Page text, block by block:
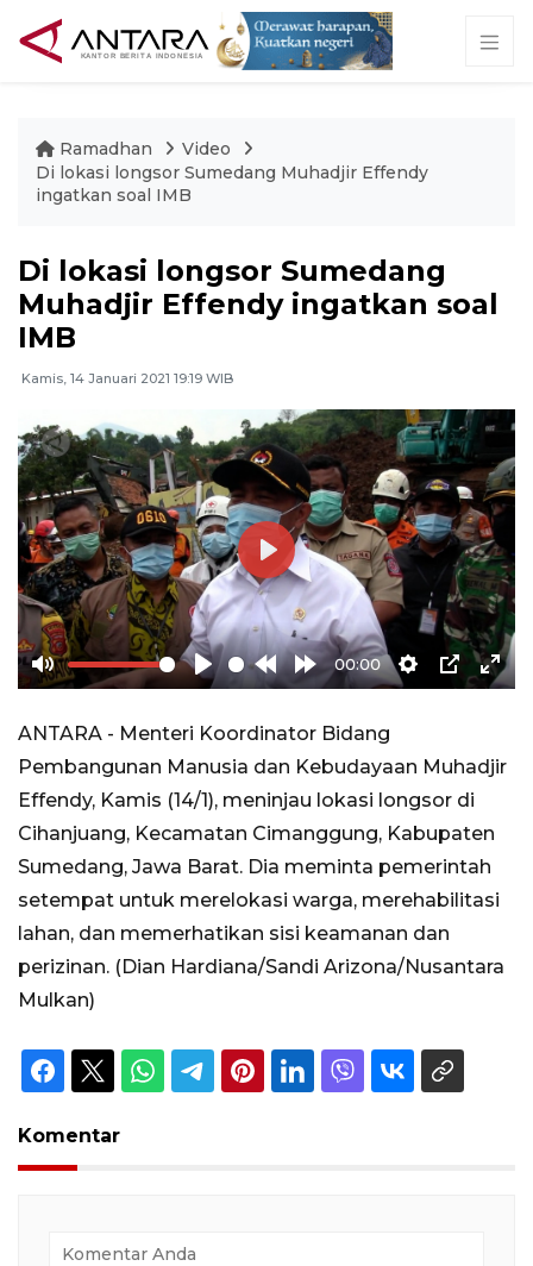
Ramadhan
Video
Di lokasi longsor Sumedang Muhadjir Effendy
ingatkan soal IMB
Di lokasi longsor Sumedang
Muhadjir Effendy ingatkan soal
IMB
Kamis, 14 Januari 2021 19:19 WIB
Mute Play
Rewind
10s
Forward
10s
00:00
Settings
PIP
Play
ANTARA - Menteri Koordinator Bidang
Pembangunan Manusia dan Kebudayaan Muhadjir
Effendy, Kamis (14/1), meninjau lokasi longsor di
Cihanjuang, Kecamatan Cimanggung, Kabupaten
Sumedang, Jawa Barat. Dia meminta pemerintah
setempat untuk merelokasi warga, merehabilitasi
lahan, dan memerhatikan sisi keamanan dan
perizinan. (Dian Hardiana/Sandi Arizona/Nusantara
Mulkan)
Komentar